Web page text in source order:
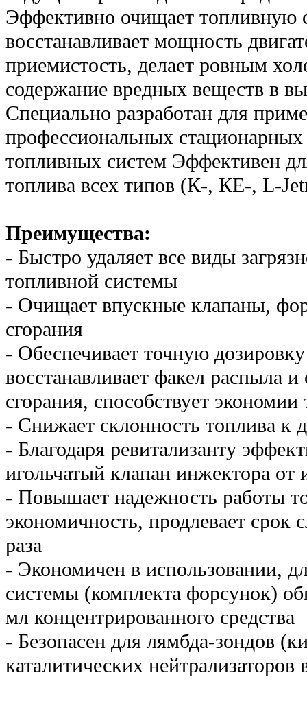
Эффективно очищает топливную
восстанавливает мощность
приемистость, делает ровным
содержание вредных веществ в
Специально разработан для
профессиональных стационарных
топливных систем Эффективен
топлива всех типов (К-, КЕ-, L-
Преимущества:
- Быстро удаляет все виды
топливной системы
- Очищает впускные клапаны,
сгорания
- Обеспечивает точную
восстанавливает факел распыла
сгорания, способствует экономии
- Снижает склонность топлива к
- Благодаря ревитализанту
игольчатый клапан инжектора от
- Повышает надежность работы
экономичность, продлевает
раза
- Экономичен в использовании,
системы (комплекта форсунок)
мл концентрированного средства
- Безопасен для лямбда-зондов
каталитических